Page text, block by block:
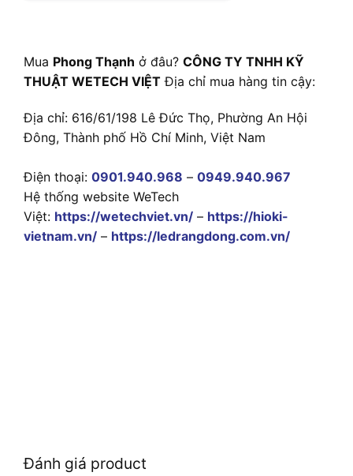
Mua Phong Thạnh ở đâu? CÔNG TY TNHH KỸ
THUẬT WETECH VIỆT Địa chỉ mua hàng tin cậy:
Địa chỉ: 616/61/198 Lê Đức Thọ, Phường An Hội
Đông, Thành phố Hồ Chí Minh, Việt Nam
Điện thoại: 0901.940.968 – 0949.940.967
Hệ thống website WeTech
Việt: https://wetechviet.vn/ – https://hioki-
vietnam.vn/ – https://ledrangdong.com.vn/
Đánh giá product